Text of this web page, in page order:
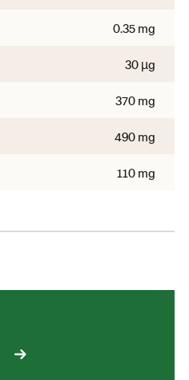
0.35 mg
30 µg
370 mg
490 mg
110 mg